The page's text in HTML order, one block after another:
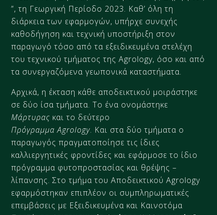
”, τη Γεωργική Περίοδο 2023. Καθ’ όλη τη
διάρκεια των εφαρμογών, υπήρχε συνεχής
καθοδήγηση και τεχνική υποστήριξη στον
παραγωγό τόσο από τα εξειδικευμένα στελέχη
του τεχνικού τμήματος της Agrology, όσο και από
τα συνεργαζόμενα γεωπονικά καταστήματα.
Αρχικά, η έκταση κάθε αποδεικτικού μοιράστηκε
σε δύο ίσα τμήματα. Το ένα ονομάστηκε
Μάρτυρας και το δεύτερο
Πρόγραμμα Agrology. Και στα δύο τμήματα ο
παραγωγός πραγματοποίησε τις ίδιες
καλλιεργητικές φροντίδες και εφάρμοσε το ίδιο
πρόγραμμα φυτοπροστασίας και θρέψης –
λίπανσης. Στο τμήμα του Αποδεικτικού Agrology
εφαρμόστηκαν επιπλέον οι συμπληρωματικές
επεμβάσεις με Εξειδικευμένα και Καινοτόμα